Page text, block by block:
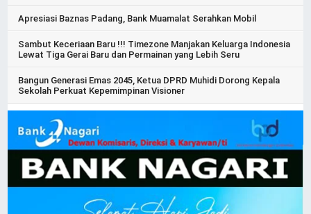
Apresiasi Baznas Padang, Bank Muamalat Serahkan Mobil
Sambut Keceriaan Baru !!! Timezone Manjakan Keluarga Indonesia
Lewat Tiga Gerai Baru dan Permainan yang Lebih Seru
Bangun Generasi Emas 2045, Ketua DPRD Muhidi Dorong Kepala
Sekolah Perkuat Kepemimpinan Visioner